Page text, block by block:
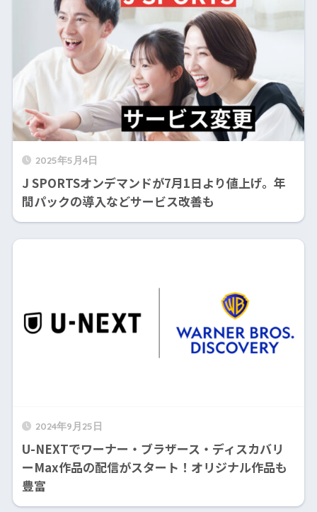
2025年5月4日
J SPORTSオンデマンドが7月1日より値上げ。年
間パックの導入などサービス改善も
2024年9月25日
U-NEXTでワーナー・ブラザース・ディスカバリ
ーMax作品の配信がスタート！オリジナル作品も
豊富